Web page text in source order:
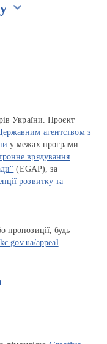
України. Проєкт
агентством з
у межах програми
врядування
(EGAP), за
розвитку та
пропозиції, будь
appeal